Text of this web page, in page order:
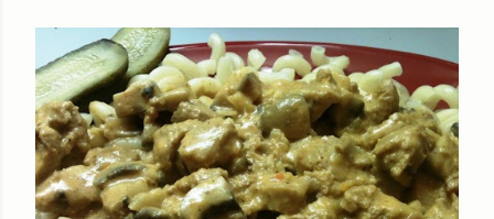
j
e
g
y
z
é